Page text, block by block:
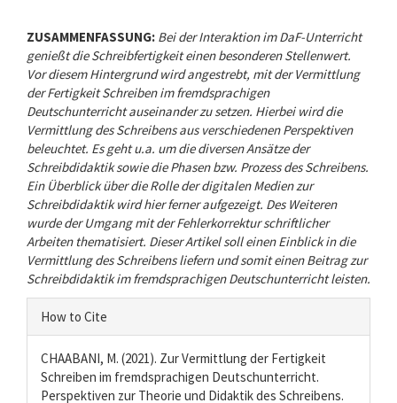
ZUSAMMENFASSUNG: Bei der Interaktion im DaF-Unterricht
genießt die Schreibfertigkeit einen besonderen Stellenwert.
Vor diesem Hintergrund wird angestrebt, mit der Vermittlung
der Fertigkeit Schreiben im fremdsprachigen
Deutschunterricht auseinander zu setzen. Hierbei wird die
Vermittlung des Schreibens aus verschiedenen Perspektiven
beleuchtet. Es geht u.a. um die diversen Ansätze der
Schreibdidaktik sowie die Phasen bzw. Prozess des Schreibens.
Ein Überblick über die Rolle der digitalen Medien zur
Schreibdidaktik wird hier ferner aufgezeigt. Des Weiteren
wurde der Umgang mit der Fehlerkorrektur schriftlicher
Arbeiten thematisiert. Dieser Artikel soll einen Einblick in die
Vermittlung des Schreibens liefern und somit einen Beitrag zur
Schreibdidaktik im fremdsprachigen Deutschunterricht leisten.
Article
Details
How to Cite
CHAABANI, M. (2021). Zur Vermittlung der Fertigkeit
Schreiben im fremdsprachigen Deutschunterricht.
Perspektiven zur Theorie und Didaktik des Schreibens.